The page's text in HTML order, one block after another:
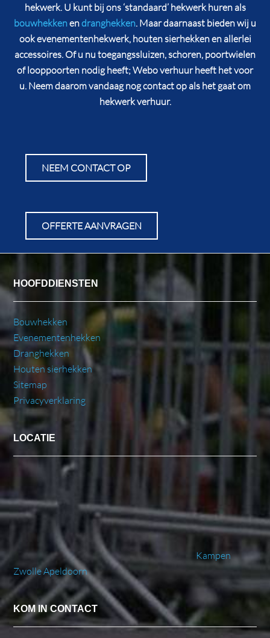
hekwerk. U kunt bij ons ‘standaard’ hekwerk huren als
bouwhekkenendranghekken. Maar daarnaast bieden wij u
ook evenementenhekwerk, houten sierhekken en allerlei
accessoires. Of u nu toegangssluizen, schoren, poortwielen
of looppoorten nodig heeft; Webo verhuur heeft het voor
u. Neem daarom vandaag nog contact op als het gaat om
hekwerk verhuur.
NEEM CONTACT OP
OFFERTE AANVRAGEN
HOOFDDIENSTEN
Bouwhekken
Evenementenhekken
Dranghekken
Houten sierhekken
Sitemap
Privacyverklaring
LOCATIE
Kampen
ZwolleApeldoorn
KOM IN CONTACT